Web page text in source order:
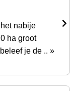
nabije
ha groot
je de .. »